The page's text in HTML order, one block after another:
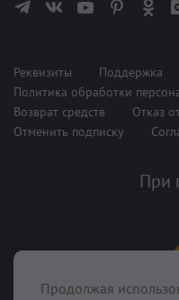
Реквизиты Поддержка
Политика обработки
Возврат средств
Отказ
Отменить подписку
При
Продолжая